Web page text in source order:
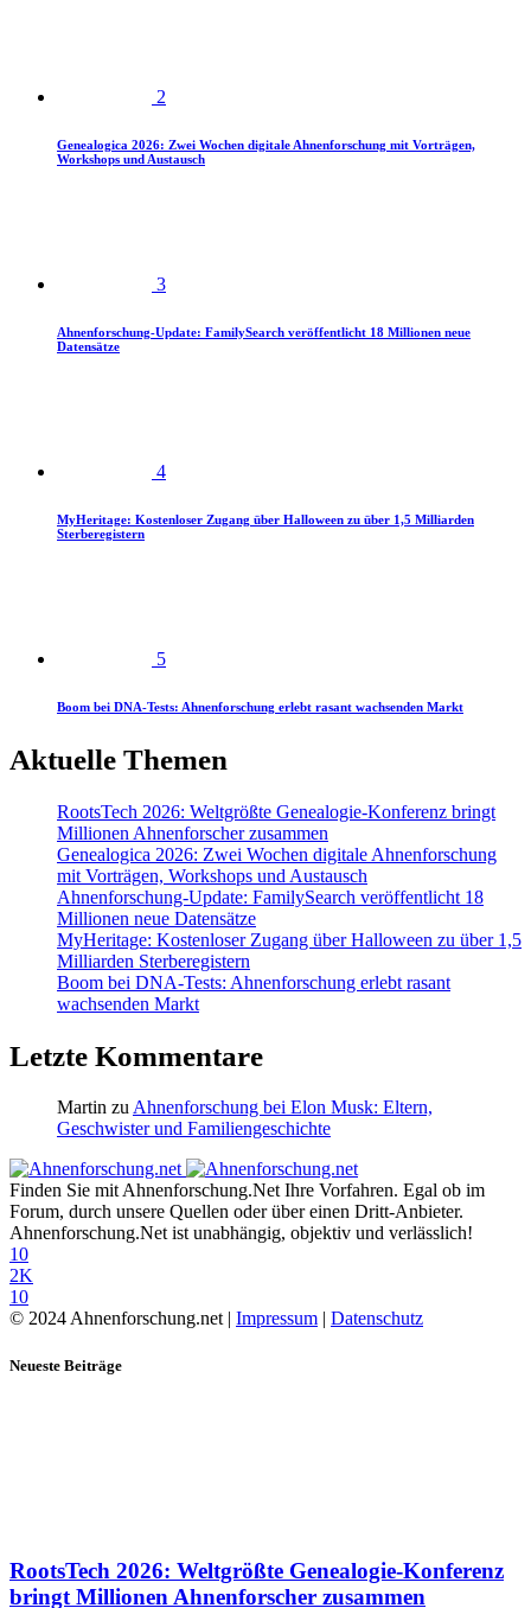
2
Genealogica 2026: Zwei Wochen digitale Ahnenforschung mit Vorträgen,
Workshops und Austausch
3
Ahnenforschung-Update: FamilySearch veröffentlicht 18 Millionen neue
Datensätze
4
MyHeritage: Kostenloser Zugang über Halloween zu über 1,5 Milliarden
Sterberegistern
5
Boom bei DNA-Tests: Ahnenforschung erlebt rasant wachsenden Markt
Aktuelle Themen
RootsTech 2026: Weltgrößte Genealogie-Konferenz bringt
Millionen Ahnenforscher zusammen
Genealogica 2026: Zwei Wochen digitale Ahnenforschung
mit Vorträgen, Workshops und Austausch
Ahnenforschung-Update: FamilySearch veröffentlicht 18
Millionen neue Datensätze
MyHeritage: Kostenloser Zugang über Halloween zu über 1,5
Milliarden Sterberegistern
Boom bei DNA-Tests: Ahnenforschung erlebt rasant
wachsenden Markt
Letzte Kommentare
Martin zu Ahnenforschung bei Elon Musk: Eltern,
Geschwister und Familiengeschichte
Finden Sie mit Ahnenforschung.Net Ihre Vorfahren. Egal ob im
Forum, durch unsere Quellen oder über einen Dritt-Anbieter.
Ahnenforschung.Net ist unabhängig, objektiv und verlässlich!
10
2K
10
© 2024 Ahnenforschung.net | Impressum | Datenschutz
Neueste Beiträge
RootsTech 2026: Weltgrößte Genealogie-Konferenz
bringt Millionen Ahnenforscher zusammen